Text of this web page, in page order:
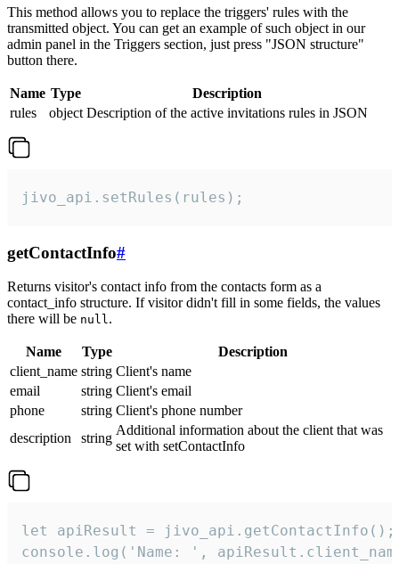
This method allows you to replace the triggers' rules with the
transmitted object. You can get an example of such object in our
admin panel in the Triggers section, just press "JSON structure"
button there.
Name Type
Description
rules
object Description of the active invitations rules in JSON
jivo_api.setRules(rules);
getContactInfo#
Returns visitor's contact info from the contacts form as a
contact_info structure. If visitor didn't fill in some fields, the values
there will be null.
Name Type
Description
client_name string Client's name
email
string Client's email
phone
string Client's phone number
description
string
Additional information about the client that was
set with setContactInfo
let apiResult = jivo_api.getContactInfo();
console.log('Name: ',